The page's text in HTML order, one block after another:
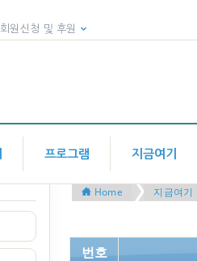
회원신청 및 후원
프로그램 지금여기
Home 지금여기
번호